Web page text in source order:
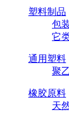
塑料制品
包
它
通用塑料
聚
橡胶原料
天